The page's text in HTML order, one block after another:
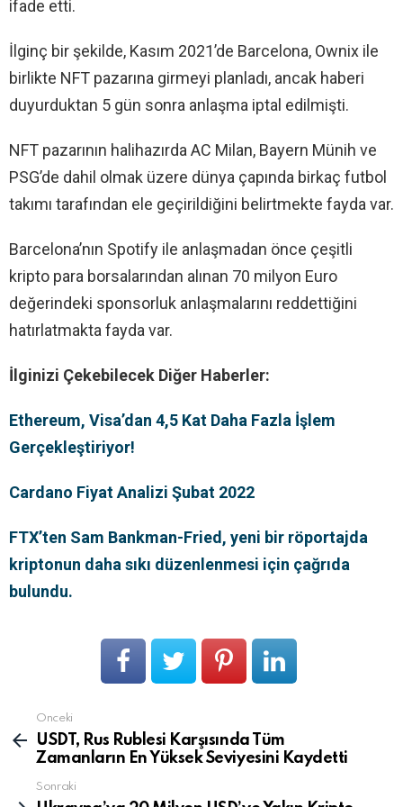
ifade etti.
İlginç bir şekilde, Kasım 2021’de Barcelona, Ownix ile
birlikte NFT pazarına girmeyi planladı, ancak haberi
duyurduktan 5 gün sonra anlaşma iptal edilmişti.
NFT pazarının halihazırda AC Milan, Bayern Münih ve
PSG’de dahil olmak üzere dünya çapında birkaç futbol
takımı tarafından ele geçirildiğini belirtmekte fayda var.
Barcelona’nın Spotify ile anlaşmadan önce çeşitli
kripto para borsalarından alınan 70 milyon Euro
değerindeki sponsorluk anlaşmalarını reddettiğini
hatırlatmakta fayda var.
İlginizi Çekebilecek Diğer Haberler:
Ethereum, Visa’dan 4,5 Kat Daha Fazla İşlem
Gerçekleştiriyor!
Cardano Fiyat Analizi Şubat 2022
FTX’ten Sam Bankman-Fried, yeni bir röportajda
kriptonun daha sıkı düzenlenmesi için çağrıda
bulundu.
Devamını
gör
Önceki
USDT, Rus Rublesi Karşısında Tüm
Zamanların En Yüksek Seviyesini Kaydetti
Sonraki